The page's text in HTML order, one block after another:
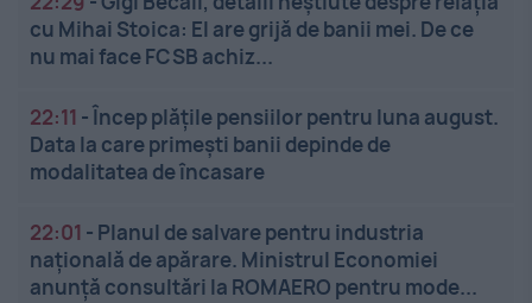
cu Mihai Stoica: El are grijă de banii mei. De ce
nu mai face FCSB achiz...
22:11 -Încep plățile pensiilor pentru luna august.
Data la care primești banii depinde de
modalitatea de încasare
22:01 - Planul de salvare pentru industria
națională de apărare. Ministrul Economiei
anunță consultări la ROMAERO pentru mode...